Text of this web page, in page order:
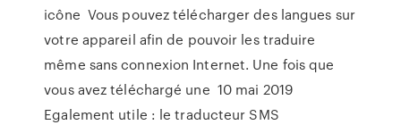
icône Vous pouvez télécharger des langues sur
votre appareil afin de pouvoir les traduire
même sans connexion Internet. Une fois que
vous avez téléchargé une 10 mai 2019
Egalement utile : le traducteur SMS